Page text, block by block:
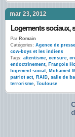
mar 23, 2012
Par Romain
Catégories: Agence de
cow-boys et les indiens
Tags: attentisme, censure,
endoctrinement, François
logement social , Mohamed
patriot act, RAID, salle de
terrorisme, Toulouse